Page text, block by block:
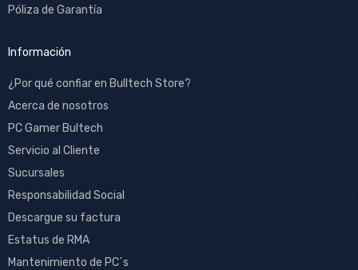
Póliza de Garantía
Información
¿Por qué confiar en Bulltech Store?
Acerca de nosotros
PC Gamer Bultech
Servicio al Cliente
Sucursales
Responsabilidad Social
Descargue su factura
Estatus de RMA
Mantenimiento de PC´s